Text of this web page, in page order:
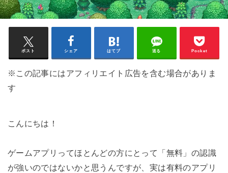
ポスト シェア はてブ 送る Pocket
※この記事にはアフィリエイト広告を含む場合がありま
す
こんにちは！
ゲームアプリってほとんどの方にとって「無料」の認識
が強いのではないかと思うんですが、実は有料のアプリ